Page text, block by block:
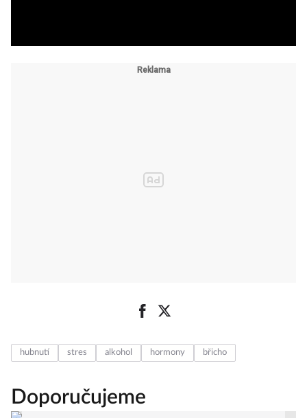
hubnutí stres alkohol hormony břicho
Doporučujeme